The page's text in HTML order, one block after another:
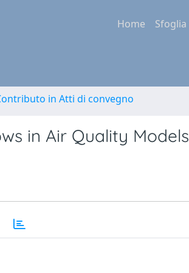
Home Sfoglia
in Atti di convegno
in Air Quality Models